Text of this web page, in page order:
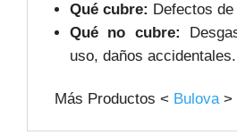
Qué cubre: Defectos
Qué no cubre:
uso, daños accidentales.
Más Productos < Bulova>